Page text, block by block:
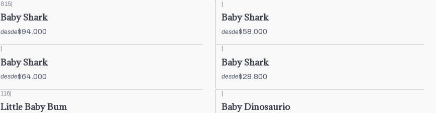
815|
Baby Shark
desde$94.000
Baby Shark
desde$58.000
Baby Shark
desde$64.000
Baby Shark
desde$28.800
116|
Little Baby Bum
|
Baby Dinosaurio